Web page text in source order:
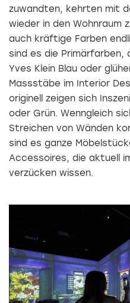
zuwandten, kehrten mit
wieder in den Wohnraum
auch kräftige Farben
sind es die Primärfarben,
Yves Klein Blau oder
Massstäbe im Interior
originell zeigen sich
oder Grün. Wenngleich
Streichen von Wänden
sind es ganze
Accessoires, die aktuell
verzücken wissen.